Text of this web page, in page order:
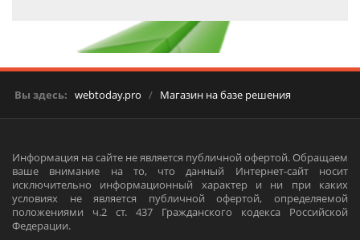
Вы здесь: webtoday.pro / Магазин на базе решения
Информация на сайте не является публичной офертой. Обращаем
ваше внимание на то, что данный Интернет-сайт носит
исключительно информационный характер и ни при каких
условиях не является публичной офертой, определяемой
положениями ч.2 ст. 437 Гражданского кодекса Российской
Федерации.